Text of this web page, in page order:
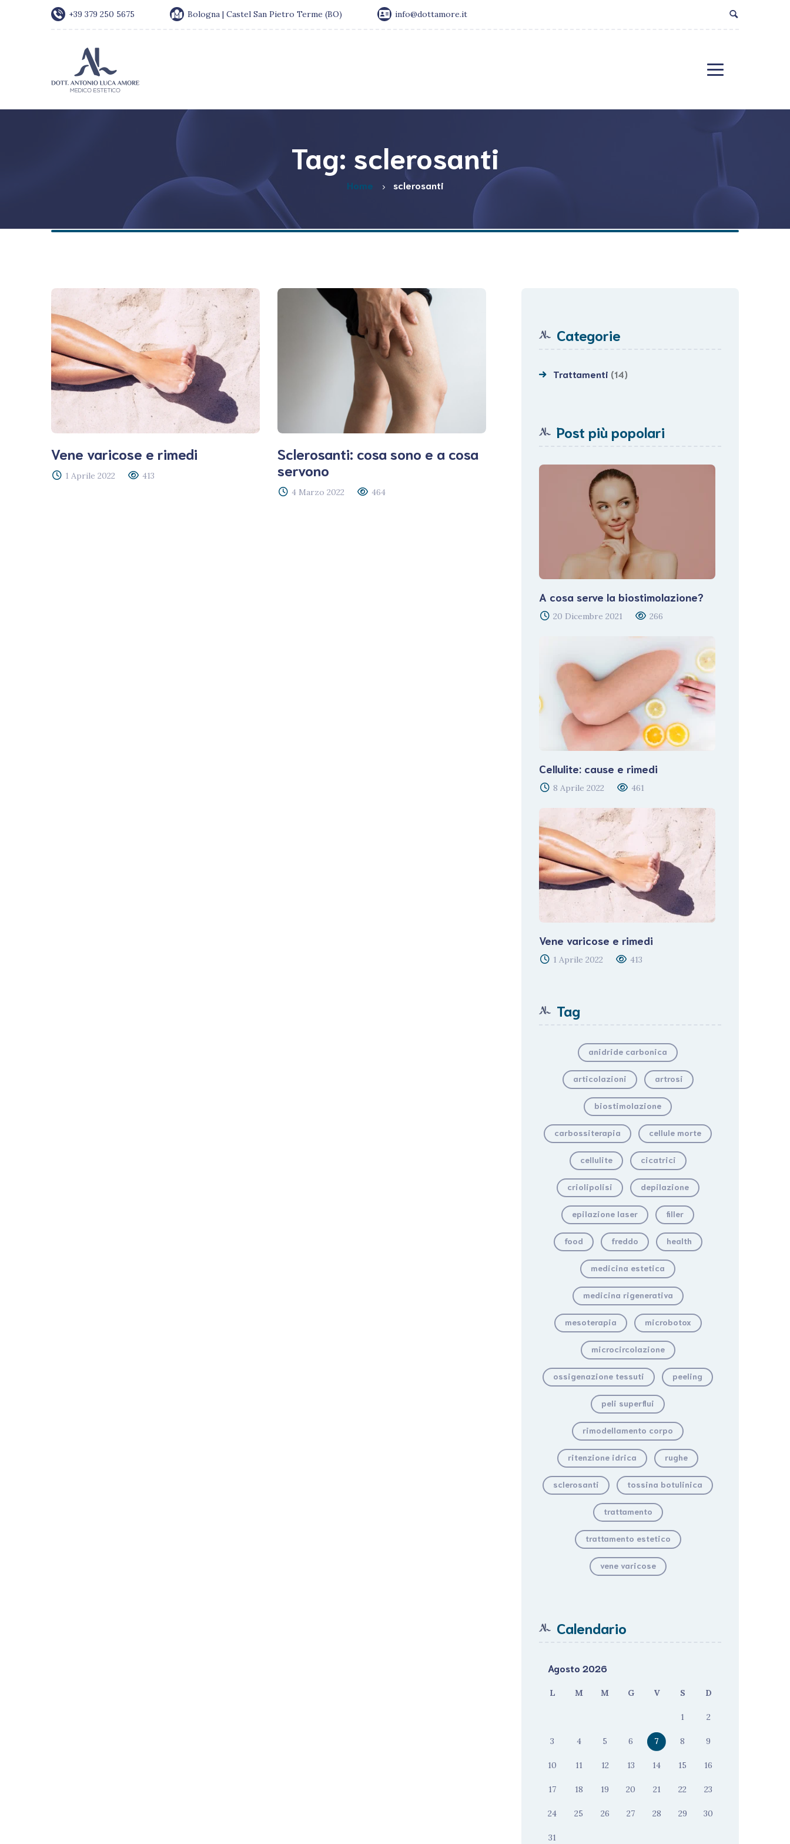
+39 379 250 5675 Bologna | Castel San Pietro Terme (BO) info@dottamore.it
Tag: sclerosanti
Home sclerosanti
Vene varicose e rimedi
1 Aprile 2022 413
Sclerosanti: cosa sono e a cosa
servono
4 Marzo 2022 464
Categorie
Trattamenti (14)
Post più popolari
A cosa serve la biostimolazione?
20 Dicembre 2021 266
Cellulite: cause e rimedi
8 Aprile 2022 461
Vene varicose e rimedi
1 Aprile 2022 413
Tag
anidride carbonica
articolazioni artrosi
biostimolazione
carbossiterapia cellule morte
cellulite cicatrici
criolipolisi depilazione
epilazione laser filler
food freddo health
medicina estetica
medicina rigenerativa
mesoterapia microbotox
microcircolazione
ossigenazione tessuti peeling
peli superflui
rimodellamento corpo
ritenzione idrica rughe
sclerosanti tossina botulinica
trattamento
trattamento estetico
vene varicose
Calendario
Agosto 2026
L M M G V S D
1 2
3 4 5 6 7 8 9
10 11 12 13 14 15 16
17 18 19 20 21 22 23
24 25 26 27 28 29 30
31